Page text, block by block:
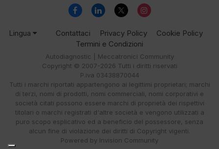
Lingua Contattaci Privacy Policy
Cookie Policy
Termini e Condizioni
Autodiagnostic | Meccatronici Community
Copyright © 2007-2026 Tutti i diritti riservati
P.iva 03438870044
Tutti i marchi riportati appartengono ai legittimi proprietari; marchi
di terzi, nomi di prodotti, nomi commerciali, nomi corporativi e
società citati possono essere marchi di proprietà dei rispettivi
titolari o marchi registrati d'altre società e vengono utilizzati a
puro scopo esplicativo ed a beneficio del possessore, senza
alcun fine di violazione dei diritti di Copyright vigenti.
Powered by Invision Community